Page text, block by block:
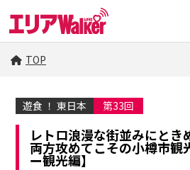
TOP
遊食 ！ 東日本 第33回
レトロ浪漫な街並みにとき
両方攻めてこその小樽市観
ー観光編】